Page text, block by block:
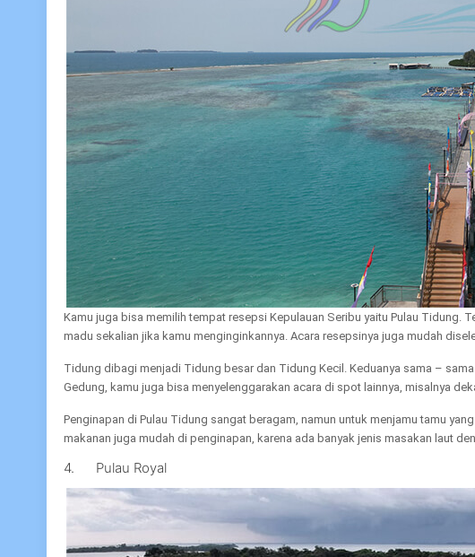
Kamu juga bisa memilih tempat resepsi Kepulauan Seribu yaitu Pulau Tidung.
madu sekalian jika kamu menginginkannya. Acara resepsinya juga mudah
Tidung dibagi menjadi Tidung besar dan Tidung Kecil. Keduanya sama –
Gedung, kamu juga bisa menyelenggarakan acara di spot lainnya, misalnya
Penginapan di Pulau Tidung sangat beragam, namun untuk menjamu tamu
makanan juga mudah di penginapan, karena ada banyak jenis masakan laut
4. Pulau Royal